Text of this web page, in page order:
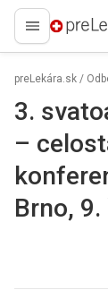
preLekára.sk
preLekára.sk /
3.
–
Brno,